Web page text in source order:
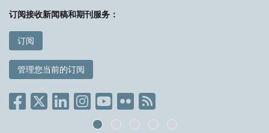
订阅接收新闻稿和期刊服务：
订阅
管理您当前的订阅